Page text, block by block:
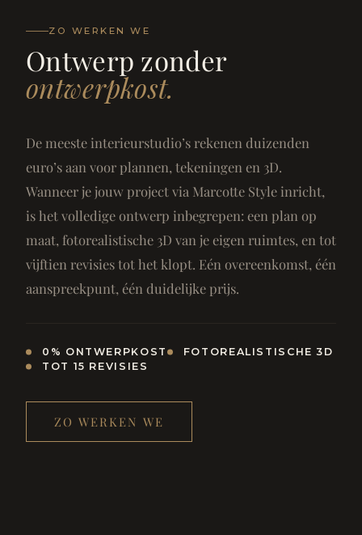
ZO WERKEN WE
Ontwerp zonder
ontwerpkost.
De meeste interieurstudio’s rekenen duizenden
euro’s aan voor plannen, tekeningen en 3D.
Wanneer je jouw project via Marcotte Style inricht,
is het volledige ontwerp inbegrepen: een plan op
maat, fotorealistische 3D van je eigen ruimtes, en tot
vijftien revisies tot het klopt. Eén overeenkomst, één
aanspreekpunt, één duidelijke prijs.
0% ONTWERPKOST
FOTOREALISTISCHE 3D
TOT 15 REVISIES
ZO WERKEN WE